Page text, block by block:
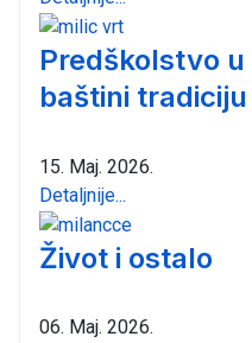
Predškolstvo
baštini
15. Maj. 2026.
Detaljnije...
Život i ostalo
06. Maj. 2026.